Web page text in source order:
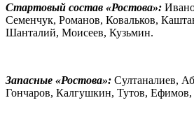
Стартовый состав «Ростова»:
Семенчук, Романов, Ковальков,
Шанталий, Моисеев, Кузьмин.
Запасные «Ростова»: Султаналиев,
Гончаров, Калгушкин, Тутов, Ефимов,